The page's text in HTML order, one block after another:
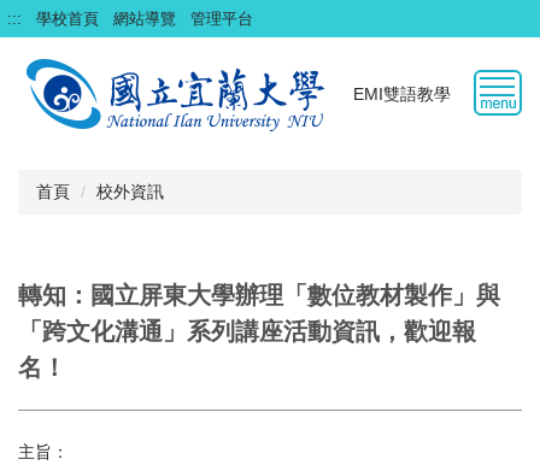
跳
到
主
::: 學校首頁 網站導覽 管理平台
EMI雙語教學
首頁 校外資訊
轉知：國立屏東大學辦理「數位教材製作」與
「跨文化溝通」系列講座活動資訊，歡迎報
名！
主旨：